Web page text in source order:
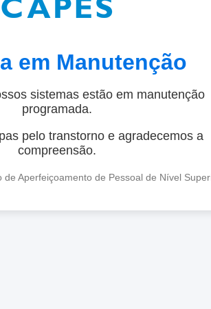
em Manutenção
sistemas estão em manutenção
programada.
pelo transtorno e agradecemos a
compreensão.
de Aperfeiçoamento de Pessoal de Nível